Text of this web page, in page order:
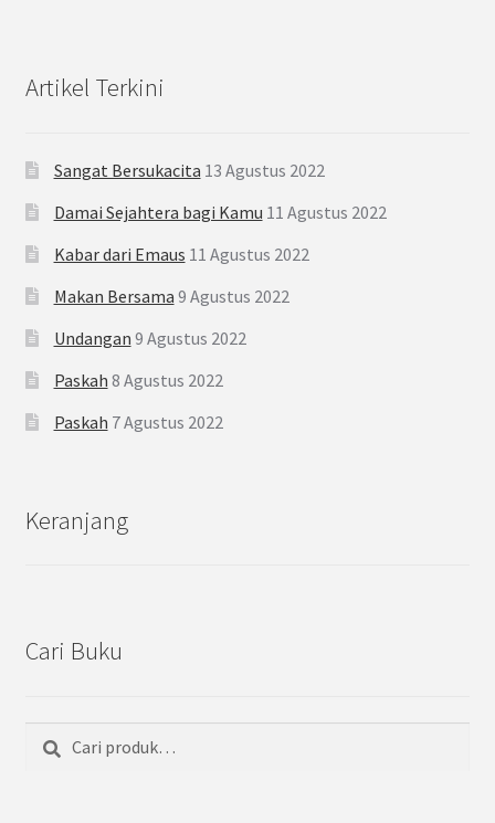
Artikel Terkini
Sangat Bersukacita 13 Agustus 2022
Damai Sejahtera bagi Kamu 11 Agustus 2022
Kabar dari Emaus 11 Agustus 2022
Makan Bersama 9 Agustus 2022
Undangan 9 Agustus 2022
Paskah 8 Agustus 2022
Paskah 7 Agustus 2022
Keranjang
Cari Buku
Pencarian